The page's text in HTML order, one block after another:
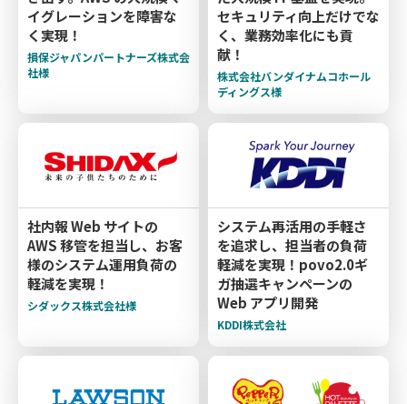
イグレーションを障害な
く実現！
損保ジャパンパートナーズ株式会
社様
セキュリティ向上だけでな
く、業務効率化にも貢
献！
株式会社バンダイナムコホール
ディングス様
社内報 Web サイトの
AWS 移管を担当し、お客
様のシステム運用負荷の
軽減を実現！
シダックス株式会社様
システム再活用の手軽さ
を追求し、担当者の負荷
軽減を実現！povo2.0ギ
ガ抽選キャンペーンの
Web アプリ開発
KDDI株式会社